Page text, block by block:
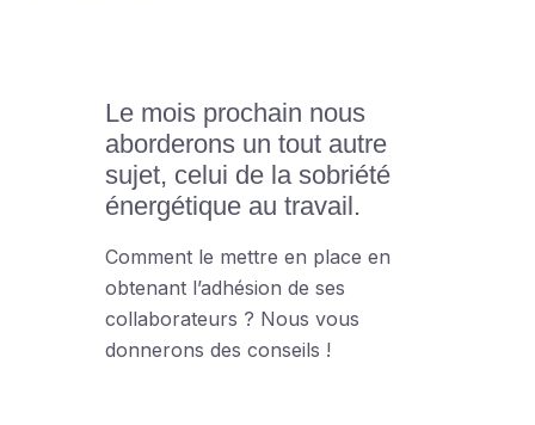
Le mois prochain nous
aborderons un tout autre
sujet, celui de la sobriété
énergétique au travail.
Comment le mettre en place en
obtenant l’adhésion de ses
collaborateurs ? Nous vous
donnerons des conseils !